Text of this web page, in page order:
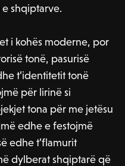
e shqiptarve.
i kohës moderne, por
tonë, pasurisë
t’identitetit tonë
për lirinë si
tona për me jetësu
edhe e festojmë
edhe t’flamurit
dylberat shqiptarë që